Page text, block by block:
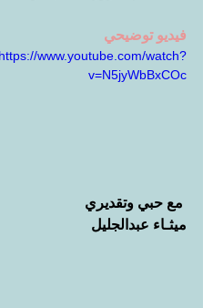
فيديو توضيحي
https://www.youtube.com/watch?
v=N5jyWbBxCOc
مع حبي وتقديري
ميثـاء عبدالجليل